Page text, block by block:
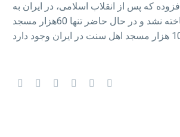
که پس از انقلاب اسلامی، در ایران به
حد کافی مسجد ساخته نشد و در حال حاضر تنها 60هزار مسجد